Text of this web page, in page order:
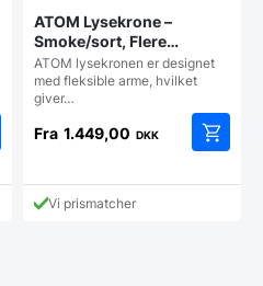
ATOM Lysekrone –
Smoke/sort, Flere
størrelser
ATOM lysekronen er designet
med fleksible arme, hvilket
giver…
Fra 1.449,00 DKK
vare
Vi prismatcher